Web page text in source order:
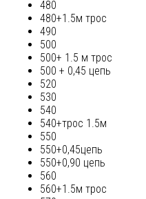
480
480+1.5м трос
490
500
500+ 1.5 м трос
500 + 0,45 цепь
520
530
540
540+трос 1.5м
550
550+0,45цепь
550+0,90 цепь
560
560+1.5м трос